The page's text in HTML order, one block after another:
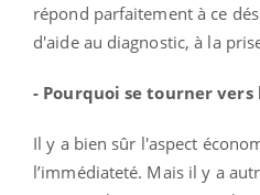
répond parfaitement à ce
d'aide au diagnostic, à la
- Pourquoi se tourner
Il y a bien sûr l'aspect
l’immédiateté. Mais il y a